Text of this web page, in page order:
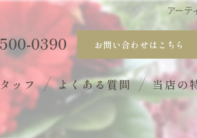
アー
0390 お問い合わせはこちら
ッフ よくある質問 当店の
おしゃれ